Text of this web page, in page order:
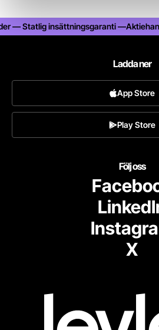
— Statlig insättningsgaranti —
Ladda ner
App Store
Play Store
Följ oss
X